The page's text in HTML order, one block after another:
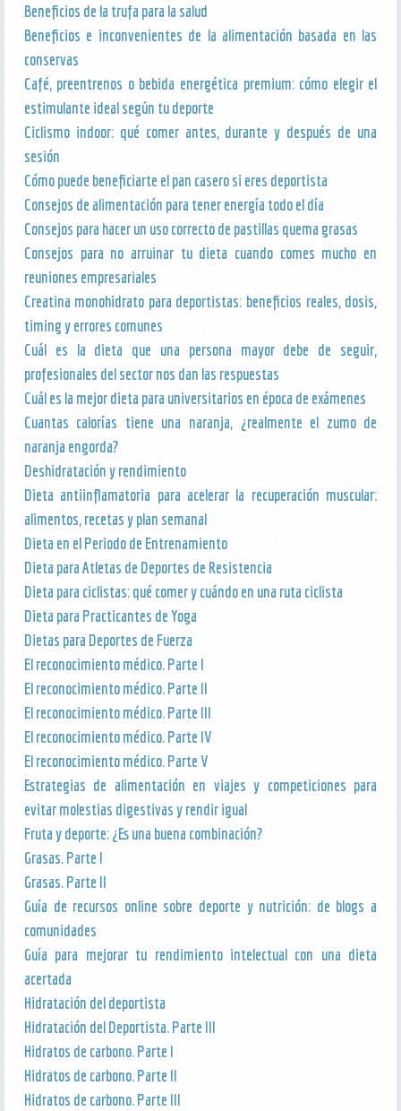
Beneficios de la trufa para la salud
Beneficios e inconvenientes de la alimentación basada en las
conservas
Café, preentrenos o bebida energética premium: cómo elegir el
estimulante ideal según tu deporte
Ciclismo indoor: qué comer antes, durante y después de una
sesión
Cómo puede beneficiarte el pan casero si eres deportista
Consejos de alimentación para tener energía todo el día
Consejos para hacer un uso correcto de pastillas quema grasas
Consejos para no arruinar tu dieta cuando comes mucho en
reuniones empresariales
Creatina monohidrato para deportistas: beneficios reales, dosis,
timing y errores comunes
Cuál es la dieta que una persona mayor debe de seguir,
profesionales del sector nos dan las respuestas
Cuál es la mejor dieta para universitarios en época de exámenes
Cuantas calorías tiene una naranja, ¿realmente el zumo de
naranja engorda?
Deshidratación y rendimiento
Dieta antiinflamatoria para acelerar la recuperación muscular:
alimentos, recetas y plan semanal
Dieta en el Periodo de Entrenamiento
Dieta para Atletas de Deportes de Resistencia
Dieta para ciclistas: qué comer y cuándo en una ruta ciclista
Dieta para Practicantes de Yoga
Dietas para Deportes de Fuerza
El reconocimiento médico. Parte I
El reconocimiento médico. Parte II
El reconocimiento médico. Parte III
El reconocimiento médico. Parte IV
El reconocimiento médico. Parte V
Estrategias de alimentación en viajes y competiciones para
evitar molestias digestivas y rendir igual
Fruta y deporte: ¿Es una buena combinación?
Grasas. Parte I
Grasas. Parte II
Guía de recursos online sobre deporte y nutrición: de blogs a
comunidades
Guía para mejorar tu rendimiento intelectual con una dieta
acertada
Hidratación del deportista
Hidratación del Deportista. Parte III
Hidratos de carbono. Parte I
Hidratos de carbono. Parte II
Hidratos de carbono. Parte III